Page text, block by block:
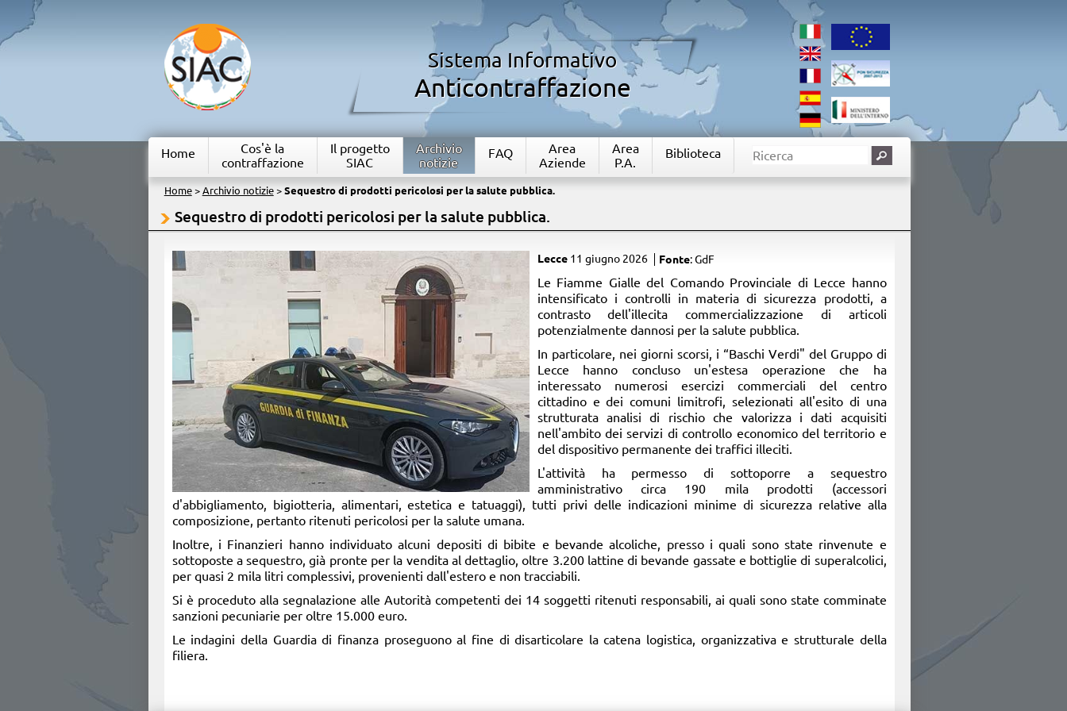
Sistema Informativo
Anticontraffazione
Home
Cos'è la
contraffazione
Il progetto
SIAC
Archivio
notizie
FAQ
Area
Aziende
Area
P.A.
Biblioteca
Home> Archivio notizie> Sequestro di prodotti pericolosi per la salute pubblica.
Sequestro di prodotti pericolosi per la salute pubblica.
Lecce 11 giugno 2026 Fonte: GdF
​Le Fiamme Gialle del Comando Provinciale di Lecce hanno
intensificato i controlli in materia di sicurezza prodotti, a
contrasto dell'illecita commercializzazione di articoli
potenzialmente dannosi per la salute pubblica.
In particolare, nei giorni scorsi, i “Baschi Verdi" del Gruppo di
Lecce hanno concluso un'estesa operazione che ha
interessato numerosi esercizi commerciali del centro
cittadino e dei comuni limitrofi, selezionati all'esito di una
strutturata analisi di rischio che valorizza i dati acquisiti
nell'ambito dei servizi di controllo economico del territorio e
del dispositivo permanente dei traffici illeciti.
L'attività ha permesso di sottoporre a sequestro
amministrativo circa 190 mila prodotti (accessori
d'abbigliamento, bigiotteria, alimentari, estetica e tatuaggi), tutti privi delle indicazioni minime di sicurezza relative alla
composizione, pertanto ritenuti pericolosi per la salute umana.
Inoltre, i Finanzieri hanno individuato alcuni depositi di bibite e bevande alcoliche, presso i quali sono state rinvenute e
sottoposte a sequestro, già pronte per la vendita al dettaglio, oltre 3.200 lattine di bevande gassate e bottiglie di superalcolici,
per quasi 2 mila litri complessivi, provenienti dall'estero e non tracciabili.
Si è proceduto alla segnalazione alle Autorità competenti dei 14 soggetti ritenuti responsabili, ai quali sono state comminate
sanzioni pecuniarie per oltre 15.000 euro.
Le indagini della Guardia di finanza proseguono al fine di disarticolare la catena logistica, organizzativa e strutturale della
filiera.​